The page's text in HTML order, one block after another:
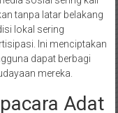
tanpa latar belakang
lokal sering
Ini menciptakan
dapat berbagi
mereka.
Adat